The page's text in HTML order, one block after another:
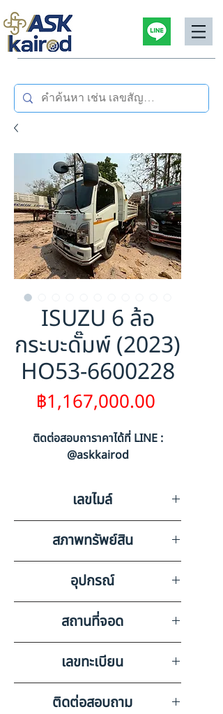
ISUZU 6 ล้อ
กระบะดั๊มพ์ (2023)
HO53-6600228
฿1,167,000.00
ติดต่อสอบถาราคาได้ที่ LINE :
@askkairod
เลขไมล์
48275
สภาพทรัพย์สิน
มีรอยขีดข่วนรอบคันและรอยชน
อุปกรณ์
วิทยุ ลำโพง แบตเตอรี่ แอร์
สถานที่จอด
บริษัท สยามอินเตอร์การประมูล
จำกัด เชียงราย
เลขทะเบียน
82-5172 เชียงราย
ติดต่อสอบถาม